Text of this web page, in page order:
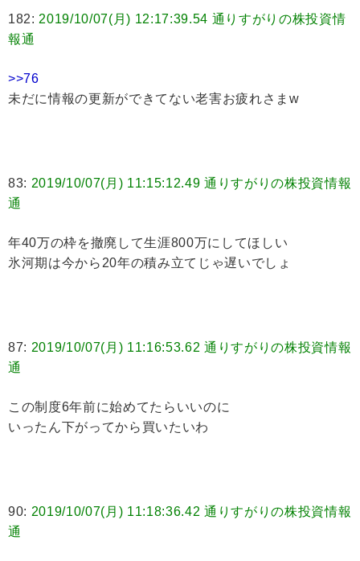
182: 2019/10/07(月) 12:17:39.54 通りすがりの株投資情
報通
>>76
未だに情報の更新ができてない老害お疲れさまw
83: 2019/10/07(月) 11:15:12.49 通りすがりの株投資情報
通
年40万の枠を撤廃して生涯800万にしてほしい
氷河期は今から20年の積み立てじゃ遅いでしょ
87: 2019/10/07(月) 11:16:53.62 通りすがりの株投資情報
通
この制度6年前に始めてたらいいのに
いったん下がってから買いたいわ
90: 2019/10/07(月) 11:18:36.42 通りすがりの株投資情報
通